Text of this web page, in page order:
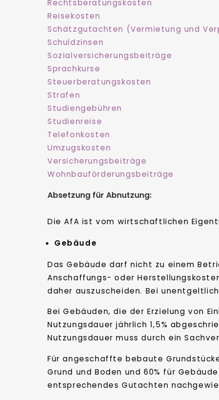
Rechtsberatungskosten
Reisekosten
Schätzgutachten (Vermietung und
Schuldzinsen
Sozialversicherungsbeiträge
Sprachkurse
Steuerberatungskosten
Strafen
Studiengebühren
Studienreise
Telefonkosten
Umzugskosten
Versicherungsbeiträge
Wohnbauförderungsbeiträge
Absetzung für Abnutzung:
Die AfA ist vom wirtschaftlichen
Gebäude
Das Gebäude darf nicht zu einem
Anschaffungs- oder
daher auszuscheiden. Bei
Bei Gebäuden, die der Erzielung von
Nutzungsdauer jährlich 1,5%
Nutzungsdauer muss durch ein
Für angeschaffte bebaute
Grund und Boden und 60% für
entsprechendes Gutachten